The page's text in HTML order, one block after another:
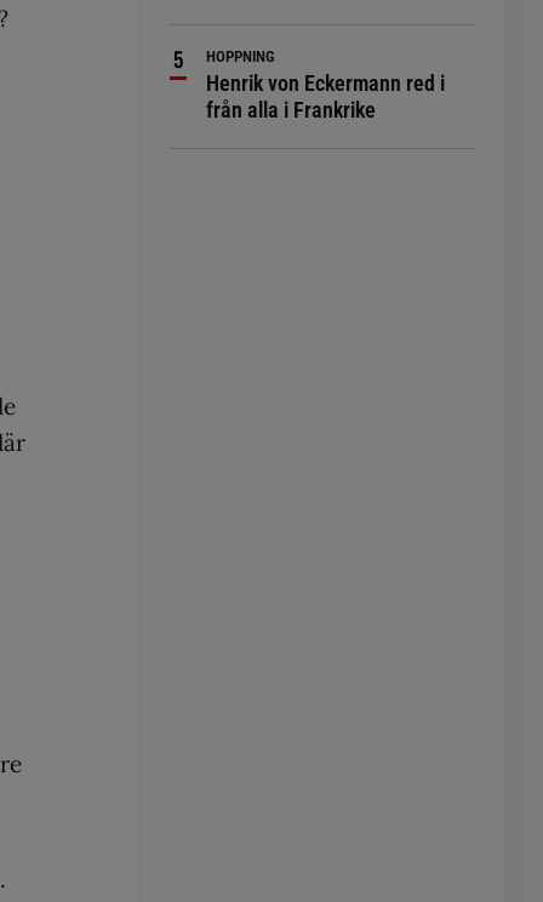
HOPPNING
Henrik von Eckermann red i
från alla i Frankrike